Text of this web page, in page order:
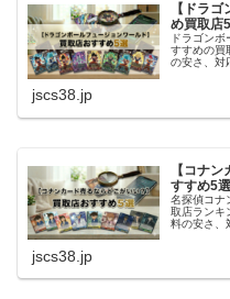
【ドラ
め買取店
ドラゴン
すすめの買
の安さ、対
jscs38.jp
【コナ
すすめ5選
名探偵コナ
取店ランキ
料の安さ、
jscs38.jp